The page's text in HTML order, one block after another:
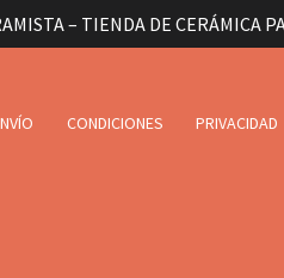
– TIENDA DE CERÁMICA
CONDICIONES PRIVACIDAD